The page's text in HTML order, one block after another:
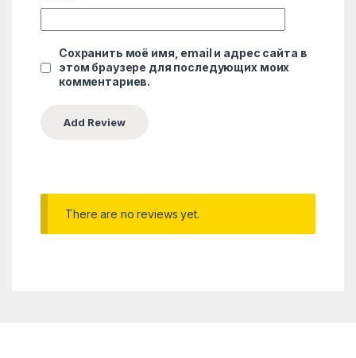
Сохранить моё имя, email и адрес сайта в
этом браузере для последующих моих
комментариев.
There are no reviews yet.